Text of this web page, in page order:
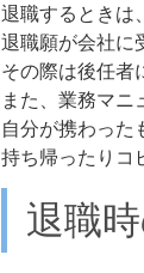
退職するときは
退職願が会社に
その際は後任者
また、業務マニ
自分が携わった
持ち帰ったりコ
退職